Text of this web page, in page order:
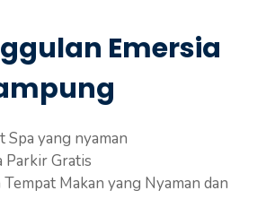
Emersia
Spa yang nyaman
Parkir Gratis
Tempat Makan yang Nyaman dan